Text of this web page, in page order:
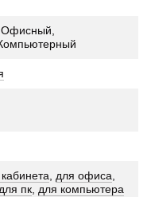
Офисный,
для офиса
для пк для компьютера